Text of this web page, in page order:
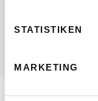
STATISTIKEN
MARKETING
Auf
Auf